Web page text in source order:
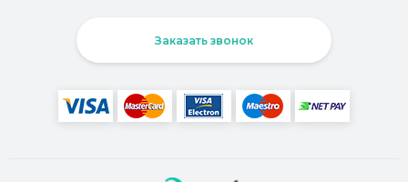
Заказать звонок